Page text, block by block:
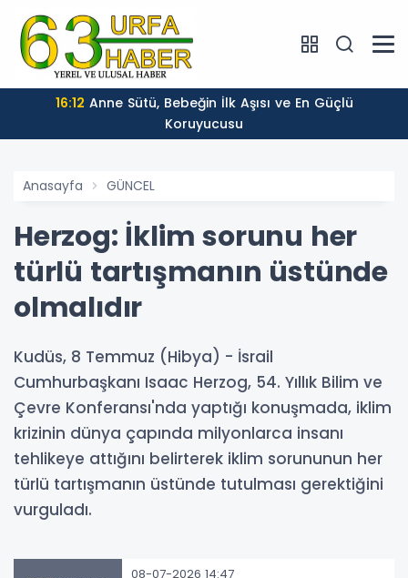
16:12
Koruyucusu
Anasayfa GÜNCEL
Herzog: İklim sorunu her
türlü tartışmanın üstünde
olmalıdır
Kudüs, 8 Temmuz (Hibya) - İsrail
Cumhurbaşkanı Isaac Herzog, 54. Yıllık Bilim ve
Çevre Konferansı'nda yaptığı konuşmada, iklim
krizinin dünya çapında milyonlarca insanı
tehlikeye attığını belirterek iklim sorununun her
türlü tartışmanın üstünde tutulması gerektiğini
vurguladı.
08-07-2026 14:47